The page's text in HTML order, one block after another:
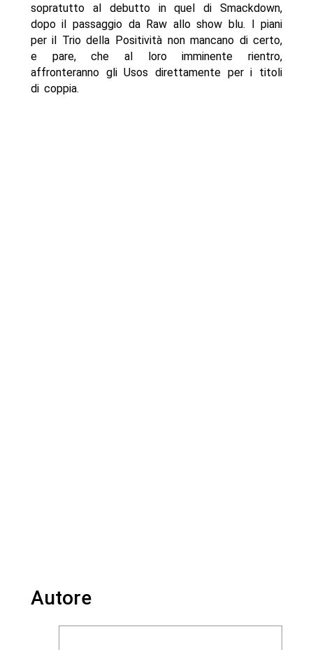
sopratutto al debutto in quel di Smackdown,
dopo il passaggio da Raw allo show blu. I piani
per il Trio della Positività non mancano di certo,
e pare, che al loro imminente rientro,
affronteranno gli Usos direttamente per i titoli
di coppia.
Autore